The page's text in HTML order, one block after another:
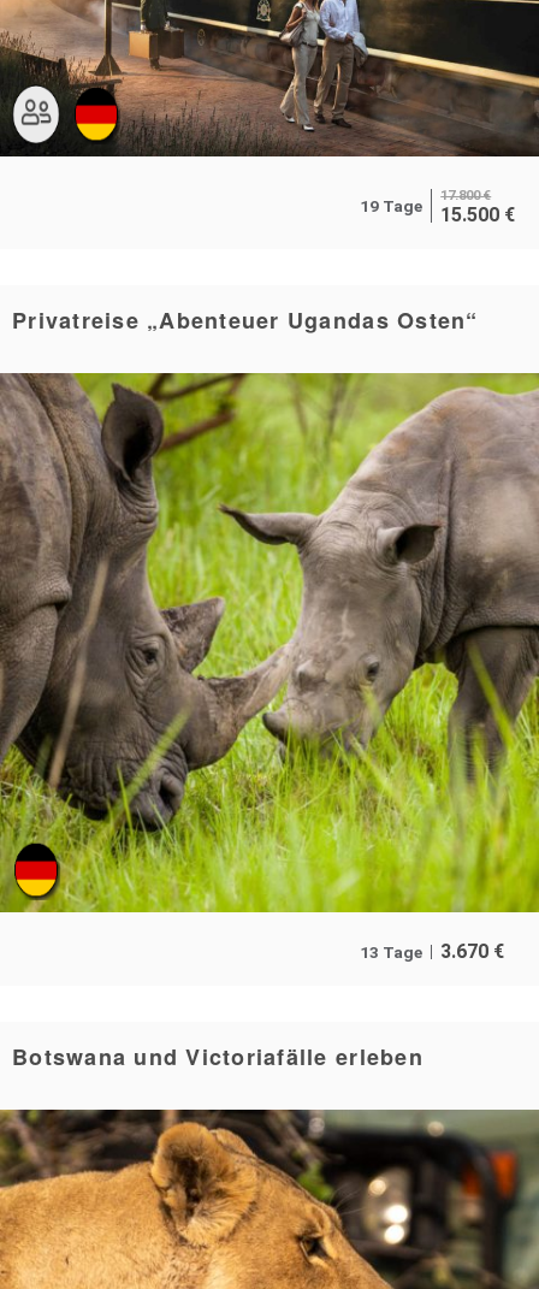
19 Tage
17.800 €
15.500 €
Privatreise „Abenteuer Ugandas Osten“
13 Tage 3.670 €
Botswana und Victoriafälle erleben